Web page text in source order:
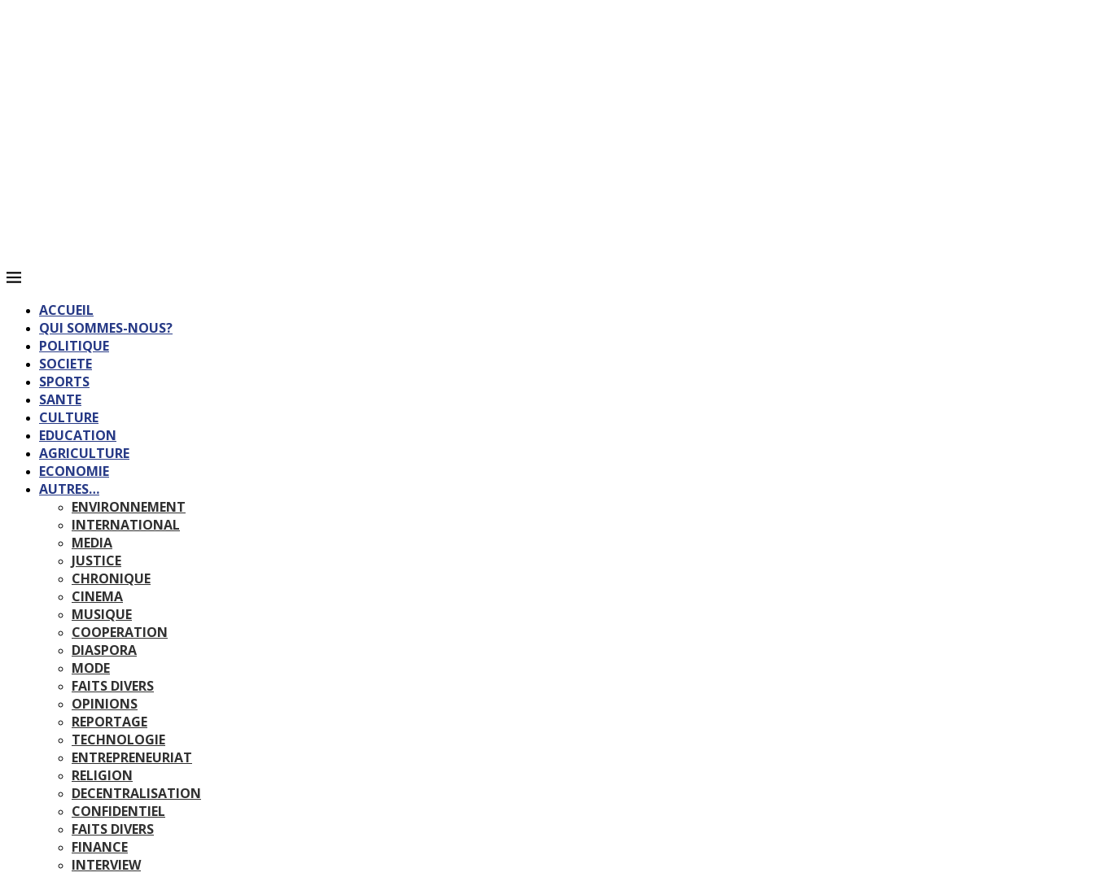
ACCUEIL
QUI SOMMES-NOUS?
POLITIQUE
SOCIETE
SPORTS
SANTE
CULTURE
EDUCATION
AGRICULTURE
ECONOMIE
AUTRES…
ENVIRONNEMENT
INTERNATIONAL
MEDIA
JUSTICE
CHRONIQUE
CINEMA
MUSIQUE
COOPERATION
DIASPORA
MODE
FAITS DIVERS
OPINIONS
REPORTAGE
TECHNOLOGIE
ENTREPRENEURIAT
RELIGION
DECENTRALISATION
CONFIDENTIEL
FAITS DIVERS
FINANCE
INTERVIEW